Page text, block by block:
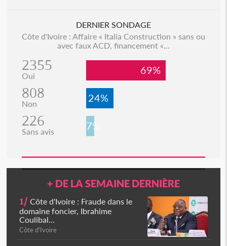
DERNIER SONDAGE
Côte d'Ivoire : Affaire « Italia Construction » sans ou
avec faux ACD, financement «...
2355
Oui 69%
808
Non 24%
226
Sans avis 7%
+ DE LA SEMAINE DERNIÈRE
1/ Côte d'Ivoire : Fraude dans le
domaine foncier, Ibrahime
Coulibal...
Côte d'Ivoire